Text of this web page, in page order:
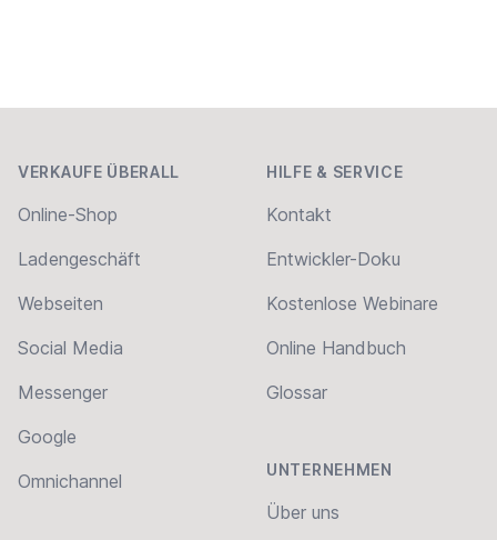
VERKAUFE ÜBERALL
Online-Shop
Ladengeschäft
Webseiten
Social Media
Messenger
Google
Omnichannel
HILFE & SERVICE
Kontakt
Entwickler-Doku
Kostenlose Webinare
Online Handbuch
Glossar
UNTERNEHMEN
Über uns